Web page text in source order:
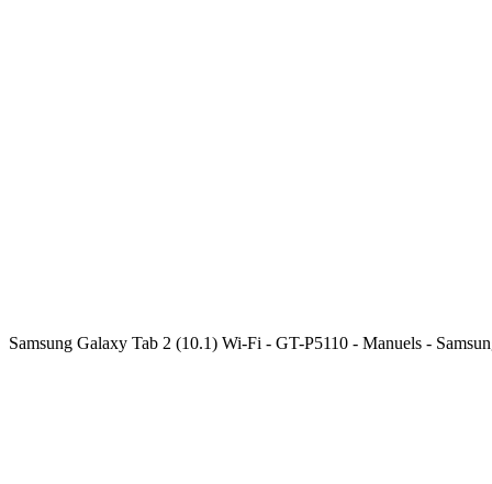
Samsung Galaxy Tab 2 (10.1) Wi-Fi - GT-P5110 - Manuels -